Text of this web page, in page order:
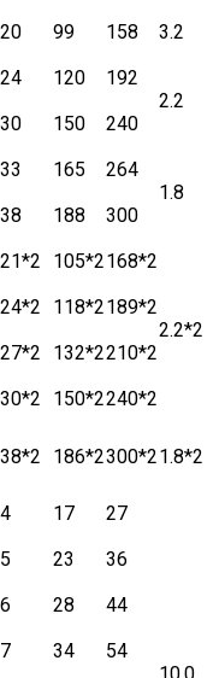
20 99 158
3.2
24 120
192
2.2
30 150
240
33 165
264
1.8
38 188
300
21*2 105*2168*2
2.2*2
24*2 118*2189*2
27*2 132*2210*2
30*2 150*2240*2
38*2 186*2300*21.8*2
4 17 27
5 23
36
6 28
44
7 34
54